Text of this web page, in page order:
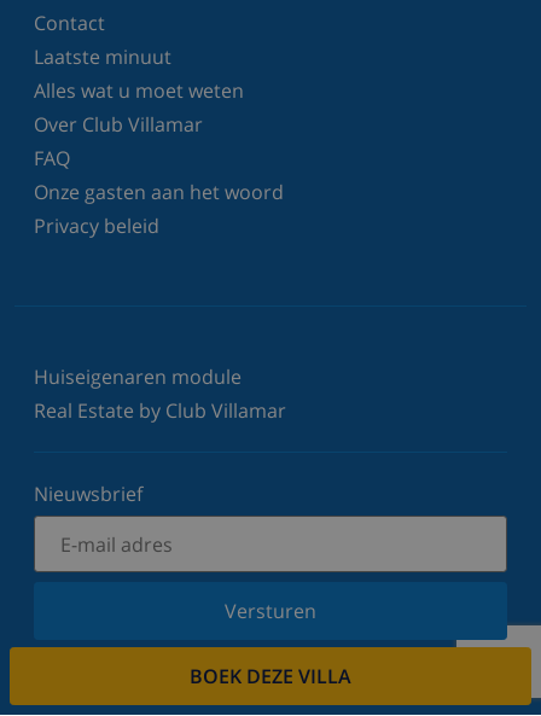
BOEK DEZE VILLA
Contact
Laatste minuut
Alles wat u moet weten
Over Club Villamar
FAQ
Onze gasten aan het woord
Privacy beleid
Huiseigenaren module
Real Estate by Club Villamar
Nieuwsbrief
Versturen
Schrijf u in voor onze nieuwsbrief en blijf op de